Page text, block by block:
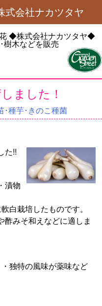
式会社ナカツタヤ
◆株式会社ナカツタヤ◆
樹木などを販売
ました！
･種芋･きのこ種菌
た!!
漬物
白栽培したものです。
酢みそ和えなどに適しま
独特の風味が薬味など